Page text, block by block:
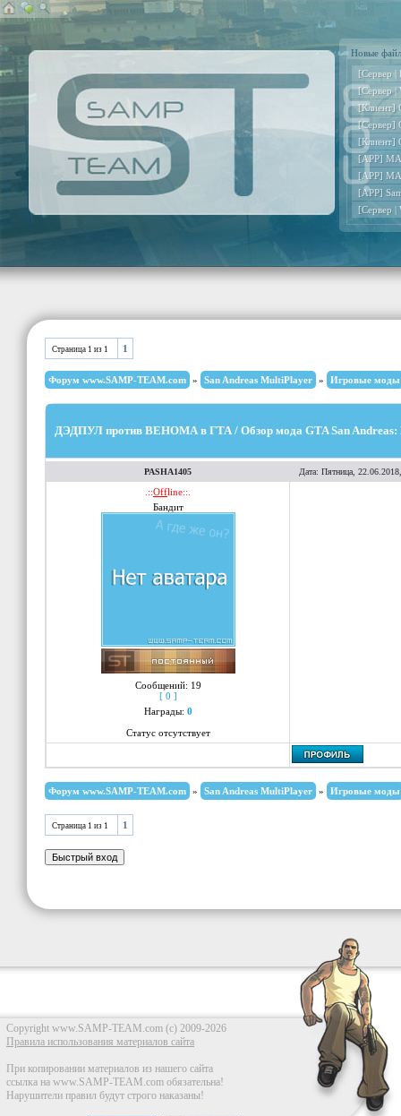
Новые
[Сервер |
[Сервер |
[Клиент]
[Сервер]
[Клиент]
[APP]
[APP]
[APP]
[Сервер |
Страница 1 из 1 1
Форум www.SAMP-TEAM.com » San Andreas MultiPlayer » Игровые моды
ДЭДПУЛ против ВЕНОМА в ГТА / Обзор мода GTA San Andreas:
PASHA1405 Дата: Пятница,
.::Offline::.
Бандит
Сообщений: 19
[ 0 ]
Награды: 0
Статус отсутствует
Форум www.SAMP-TEAM.com » San Andreas MultiPlayer » Игровые моды
Страница 1 из 1 1
Copyright www.SAMP-TEAM.com (c) 2009-2026
Правила использования материалов сайта
При копировании материалов из нашего сайта
ссылка на www.SAMP-TEAM.com обязательна!
Нарушители правил будут строго наказаны!